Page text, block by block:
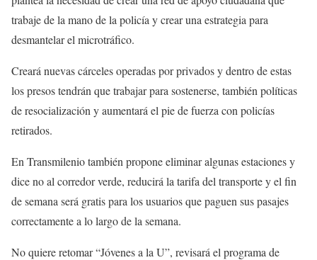
trabaje de la mano de la policía y crear una estrategia para
desmantelar el microtráfico.
Creará nuevas cárceles operadas por privados y dentro de estas
los presos tendrán que trabajar para sostenerse, también políticas
de resocialización y aumentará el pie de fuerza con policías
retirados.
En Transmilenio también propone eliminar algunas estaciones y
dice no al corredor verde, reducirá la tarifa del transporte y el fin
de semana será gratis para los usuarios que paguen sus pasajes
correctamente a lo largo de la semana.
No quiere retomar “Jóvenes a la U”, revisará el programa de